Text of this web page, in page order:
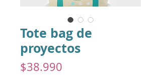
Tote bag de
proyectos
$38.990